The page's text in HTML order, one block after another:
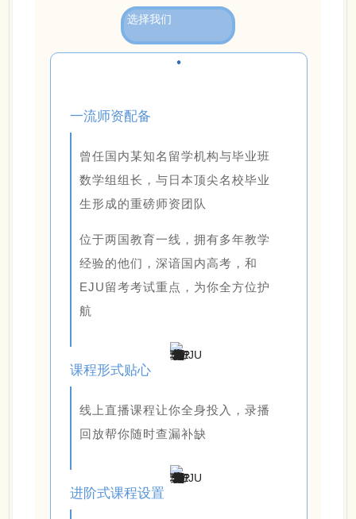
选择我们
一流师资配备
曾任国内某知名留学机构与毕业班
数学组组长，与日本顶尖名校毕业
生形成的重磅师资团队
位于两国教育一线，拥有多年教学
经验的他们， 深谙国内高考，和
EJU留考考试重点，为你全方位护
航
课程形式贴心
线上直播课程让你全身投入，录播
回放帮你随时查漏补缺
进阶式课程设置